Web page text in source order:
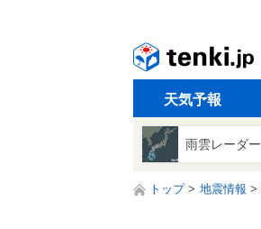
天気予報
雨雲レーダー
トップ 地震情報